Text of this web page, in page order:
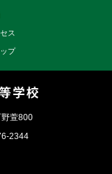
ス
プ
萱800
2344